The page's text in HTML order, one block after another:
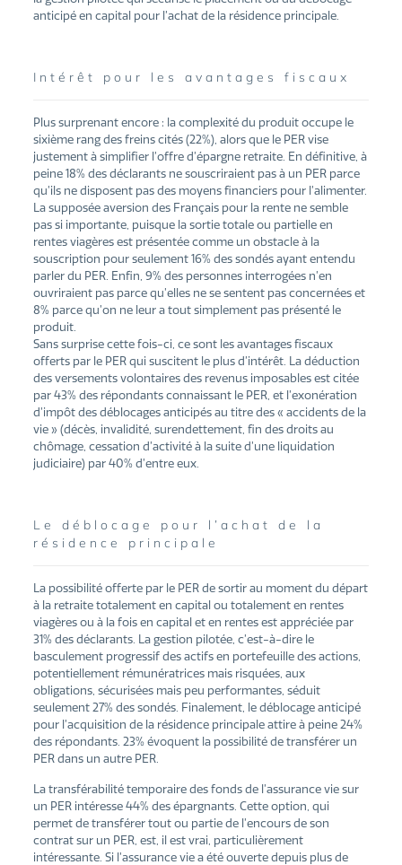
anticipé en capital pour l’achat de la résidence principale.
Intérêt pour les avantages fiscaux
Plus surprenant encore : la complexité du produit occupe le
sixième rang des freins cités (22%), alors que le PER vise
justement à simplifier l’offre d’épargne retraite. En définitive, à
peine 18% des déclarants ne souscriraient pas à un PER parce
qu’ils ne disposent pas des moyens financiers pour l’alimenter.
La supposée aversion des Français pour la rente ne semble
pas si importante, puisque la sortie totale ou partielle en
rentes viagères est présentée comme un obstacle à la
souscription pour seulement 16% des sondés ayant entendu
parler du PER. Enfin, 9% des personnes interrogées n’en
ouvriraient pas parce qu’elles ne se sentent pas concernées et
8% parce qu’on ne leur a tout simplement pas présenté le
produit.
Sans surprise cette fois-ci, ce sont les avantages fiscaux
offerts par le PER qui suscitent le plus d’intérêt. La déduction
des versements volontaires des revenus imposables est citée
par 43% des répondants connaissant le PER, et l’exonération
d’impôt des déblocages anticipés au titre des « accidents de la
vie » (décès, invalidité, surendettement, fin des droits au
chômage, cessation d’activité à la suite d’une liquidation
judiciaire) par 40% d’entre eux.
Le déblocage pour l’achat de la
résidence principale
La possibilité offerte par le PER de sortir au moment du départ
à la retraite totalement en capital ou totalement en rentes
viagères ou à la fois en capital et en rentes est appréciée par
31% des déclarants. La gestion pilotée, c’est-à-dire le
basculement progressif des actifs en portefeuille des actions,
potentiellement rémunératrices mais risquées, aux
obligations, sécurisées mais peu performantes, séduit
seulement 27% des sondés. Finalement, le déblocage anticipé
pour l’acquisition de la résidence principale attire à peine 24%
des répondants. 23% évoquent la possibilité de transférer un
PER dans un autre PER.
La transférabilité temporaire des fonds de l’assurance vie sur
un PER intéresse 44% des épargnants. Cette option, qui
permet de transférer tout ou partie de l’encours de son
contrat sur un PER, est, il est vrai, particulièrement
intéressante. Si l’assurance vie a été ouverte depuis plus de